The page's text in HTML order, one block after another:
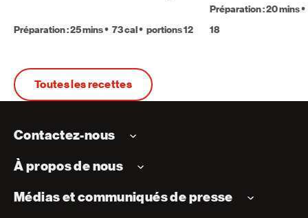
Préparation : 25 mins 73 cal portions 12
Préparation : 20 mins
18
Toutes les recettes
Contactez-nous
À propos de nous
Médias et communiqués de presse